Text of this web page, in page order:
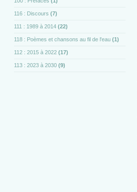
116 : Discours (7)
111 : 1989 à 2014 (22)
118 : Poèmes et chansons au fil de l'eau (1)
112 : 2015 à 2022 (17)
113 : 2023 à 2030 (9)